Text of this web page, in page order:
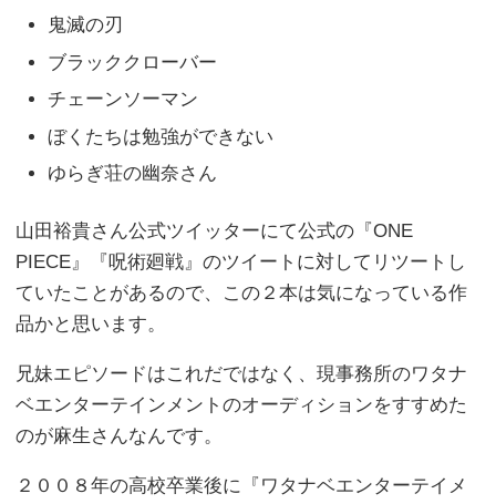
鬼滅の刃
ブラッククローバー
チェーンソーマン
ぼくたちは勉強ができない
ゆらぎ荘の幽奈さん
山田裕貴さん公式ツイッターにて公式の『ONE
PIECE』『呪術廻戦』のツイートに対してリツートし
ていたことがあるので、この２本は気になっている作
品かと思います。
兄妹エピソードはこれだではなく、現事務所のワタナ
ベエンターテインメントのオーディションをすすめた
のが麻生さんなんです。
２００８年の高校卒業後に『ワタナベエンターテイメ